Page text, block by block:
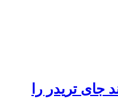
جای تریدر را